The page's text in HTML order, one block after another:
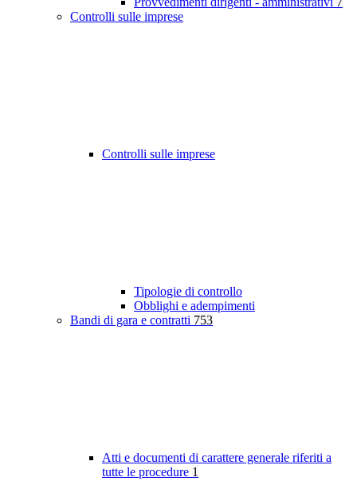
Controlli sulle imprese
Controlli sulle imprese
Tipologie di controllo
Obblighi e adempimenti
Bandi di gara e contratti 753
Atti e documenti di carattere generale riferiti a
tutte le procedure 1